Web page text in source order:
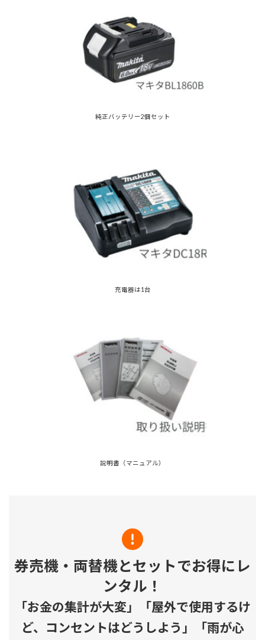
純正バッテリー2個セット
充電器は1台
説明書（マニュアル）
券売機・両替機とセットでお得にレ
ンタル！
「お金の集計が大変」「屋外で使用するけ
ど、コンセントはどうしよう」「雨が心